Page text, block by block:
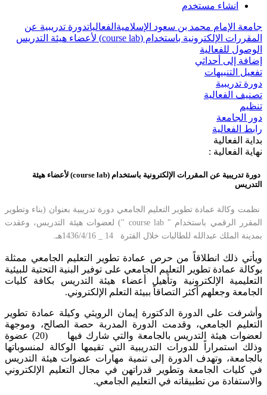
انشاء مستخدم
جامعة الإمام محمد بن سعود الإسلامية الفعالياتدورة تدريبية عن
المقررات الإلكترونية باستخدام (course lab) لأعضاء هيئة التدريس
الوصول للفعالية
إضافة إلى أحداثي
تفعيل التنبيهات
دورة تدريبية
تصنيف الفعالية
تنظيم
دور الجامعة
رابط الفعالية
بداية الفعالية
نهاية الفعالية :
دورة تدريبية عن المقررات الإلكترونية باستخدام (course lab) لأعضاء هيئة
التدريس
​نظمت وكالة عمادة تطوير التعليم الجامعي دورة تدريبية بعنوان (بناء وتطوير
المقرر الرقمي باستخدام " course lab ") لعضوات هيئة التدريس، وعقدت
بمدينة الملك عبدالله للطالبات خلال الفترة 14 _ 1436/4/16هـ.
ويأتي ذلك انطلاقاً من حرص عمادة تطوير التعليم الجامعي ممثلة
بوكالة عمادة تطوير التعليم الجامعي على توفير البنية التحتية للبيئية
التعليمية الإلكترونية وتأهيل أعضاء هيئة التدريس بكافة كليات
الجامعة وجعلهم أكثر التصاقاً ببيئة التعلم الإلكتروني.
وأشرفت على الدورة الدكتورة إيمان الرويثي وكيلة عمادة تطوير
التعليم الجامعي، وقدمت الدورة المدربة حصة الصالح، وموجهة
لعضوات هيئة التدريس بالجامعة والتي شارك فيها (20) عضوة
وذلك استمراراً للدورات التدريبية التي تقيمها الوكالة لمنسوباتها
بالجامعة، وتهدف الدورة إلى تنمية مهارات عضوات هيئة التدريس
في كليات الجامعة وتطوير قدراتهن في مجال التعليم الإلكتروني
والاستفادة من تطبيقاته في التعليم الجامعي.